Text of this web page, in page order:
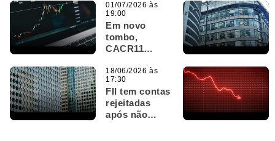
em meio à
crise; gestor
diz que
decisão não
teve
Em novo
tombo,
CACR11
16%; IFIX
fecha em
queda de
0,1%
01/07/2026 às
19:00
FII tem contas
rejeitadas
após não
18/06/2026 às
17:30